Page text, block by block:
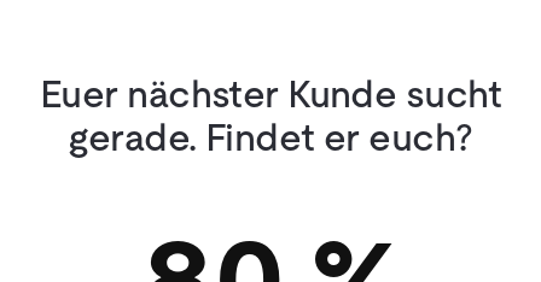
Euer nächster Kunde sucht
gerade. Findet er euch?